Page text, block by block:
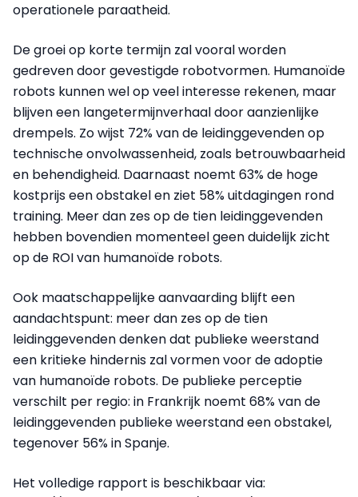
operationele paraatheid.
De groei op korte termijn zal vooral worden
gedreven door gevestigde robotvormen. Humanoïde
robots kunnen wel op veel interesse rekenen, maar
blijven een langetermijnverhaal door aanzienlijke
drempels. Zo wijst 72% van de leidinggevenden op
technische onvolwassenheid, zoals betrouwbaarheid
en behendigheid. Daarnaast noemt 63% de hoge
kostprijs een obstakel en ziet 58% uitdagingen rond
training. Meer dan zes op de tien leidinggevenden
hebben bovendien momenteel geen duidelijk zicht
op de ROI van humanoïde robots.
Ook maatschappelijke aanvaarding blijft een
aandachtspunt: meer dan zes op de tien
leidinggevenden denken dat publieke weerstand
een kritieke hindernis zal vormen voor de adoptie
van humanoïde robots. De publieke perceptie
verschilt per regio: in Frankrijk noemt 68% van de
leidinggevenden publieke weerstand een obstakel,
tegenover 56% in Spanje.
Het volledige rapport is beschikbaar via: